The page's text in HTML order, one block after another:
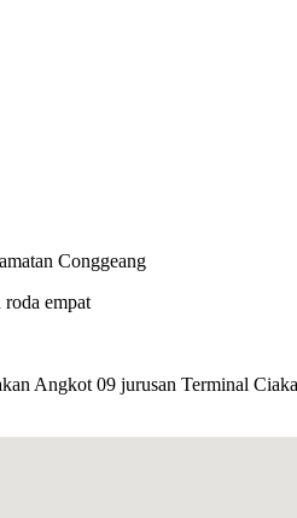
Conggeang
roda empat
Angkot 09 jurusan Terminal